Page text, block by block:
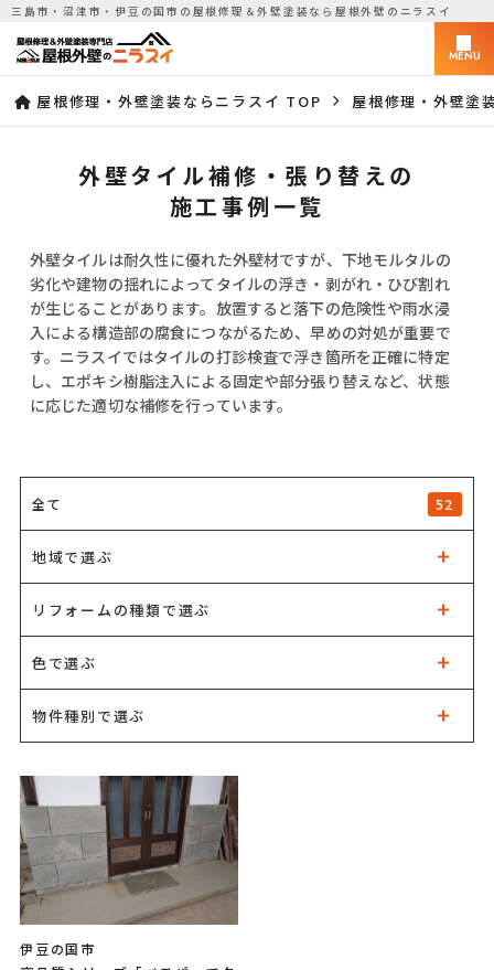
三島市・沼津市・伊豆の国市の屋根修理＆外壁塗装なら屋根外壁のニラスイ
MENU
屋根修理・外壁塗装ならニラスイ TOP 屋根修理・外壁塗
外壁タイル補修・張り替えの
施工事例一覧
外壁タイルは耐久性に優れた外壁材ですが、下地モルタルの
劣化や建物の揺れによってタイルの浮き・剥がれ・ひび割れ
が生じることがあります。放置すると落下の危険性や雨水浸
入による構造部の腐食につながるため、早めの対処が重要で
す。ニラスイではタイルの打診検査で浮き箇所を正確に特定
し、エポキシ樹脂注入による固定や部分張り替えなど、状態
に応じた適切な補修を行っています。
全て 52
地域で選ぶ
リフォームの種類で選ぶ
色で選ぶ
物件種別で選ぶ
伊豆の国市